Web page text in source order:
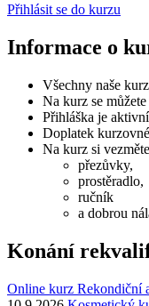
Přihlásit se do kurzu
Informace o
Všechny naše
Na kurz se
Přihláška je aktivní
Doplatek
Na kurz si
přezůvky,
prostěradlo,
ručník
a dobrou
Konání
Online kurz Rekondiční